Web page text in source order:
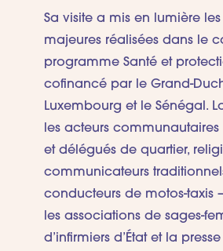
Sa visite a mis en lumière
majeures réalisées dans le
programme Santé et
cofinancé par le Grand-
Luxembourg et le Sénégal.
les acteurs communautaires
et délégués de quartier,
communicateurs
conducteurs de motos-taxis
les associations de sages-
d’infirmiers d’État et la